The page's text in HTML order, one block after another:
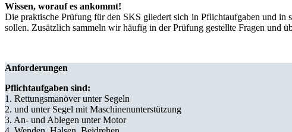
Wissen, worauf es ankommt!
Die praktische Prüfung für den SKS gliedert sich in Pflichtaufgaben und
sollen. Zusätzlich sammeln wir häufig in der Prüfung gestellte Fragen und
Anforderungen
Pflichtaufgaben sind:
1. Rettungsmanöver unter Segeln
2. und unter Segel mit Maschinenunterstützung
3. An- und Ablegen unter Motor